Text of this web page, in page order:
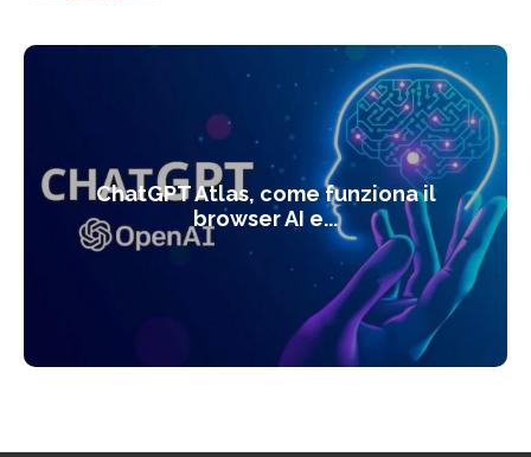
ChatGPT Atlas, come funziona il
browser AI e...